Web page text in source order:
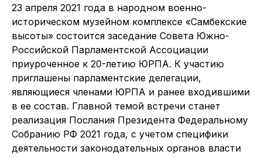
23 апреля 2021 года в народном военно-
историческом музейном комплексе «Самбекские
высоты» состоится заседание Совета Южно-
Российской Парламентской Ассоциации
приуроченное к 20-летию ЮРПА. К участию
приглашены парламентские делегации,
являющиеся членами ЮРПА и ранее входившими
в ее состав. Главной темой встречи станет
реализация Послания Президента Федеральному
Собранию РФ 2021 года, с учетом специфики
деятельности законодательных органов власти